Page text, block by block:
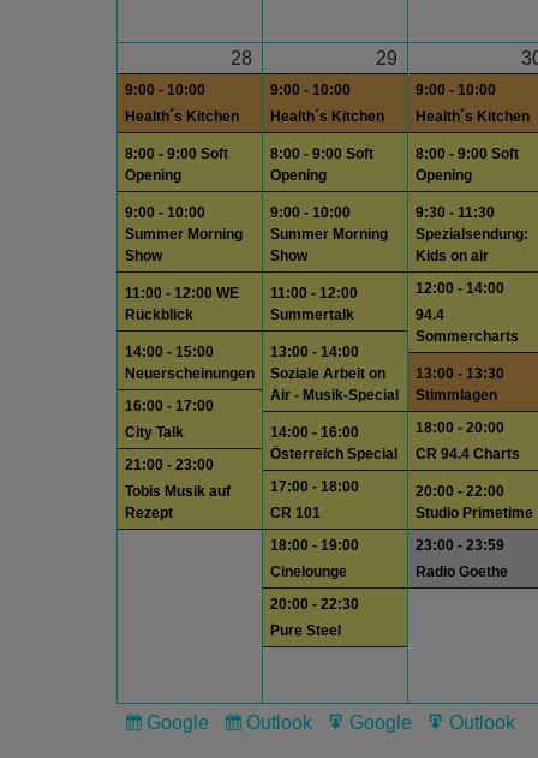
28
9:00 - 10:00
Health´s Kitchen
8:00 - 9:00 Soft
Opening
9:00 - 10:00
Summer Morning
Show
11:00 - 12:00 WE
Rückblick
14:00 - 15:00
Neuerscheinungen
16:00 - 17:00
City Talk
21:00 - 23:00
Tobis Musik auf
Rezept
29
9:00 - 10:00
Health´s Kitchen
8:00 - 9:00 Soft
Opening
9:00 - 10:00
Summer Morning
Show
11:00 - 12:00
Summertalk
13:00 - 14:00
Soziale Arbeit on
Air - Musik-Special
14:00 - 16:00
Österreich Special
17:00 - 18:00
CR 101
18:00 - 19:00
Cinelounge
20:00 - 22:30
Pure Steel
9:00 - 10:00
Health´s Kitchen
8:00 - 9:00 Soft
Opening
9:30 - 11:30
Spezialsendung:
Kids on air
12:00 - 14:00
94.4
Sommercharts
13:00 - 13:30
Stimmlagen
18:00 - 20:00
CR 94.4 Charts
20:00 - 22:00
Studio Primetime
23:00 - 23:59
Radio Goethe
Subscribe
Google
Subscribe
Outlook
Export
Google
Export
Outlook